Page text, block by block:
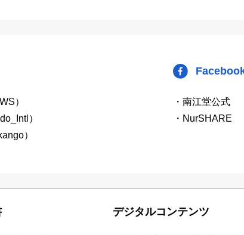
）
）
）
・南江堂公式
・NurSHARE
デジタルコンテンツ